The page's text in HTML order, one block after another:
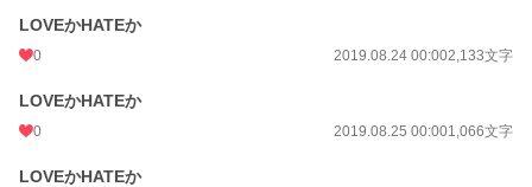
LOVEかHATEか
0 2019.08.24 00:002,133文字
LOVEかHATEか
0 2019.08.25 00:001,066文字
LOVEかHATEか